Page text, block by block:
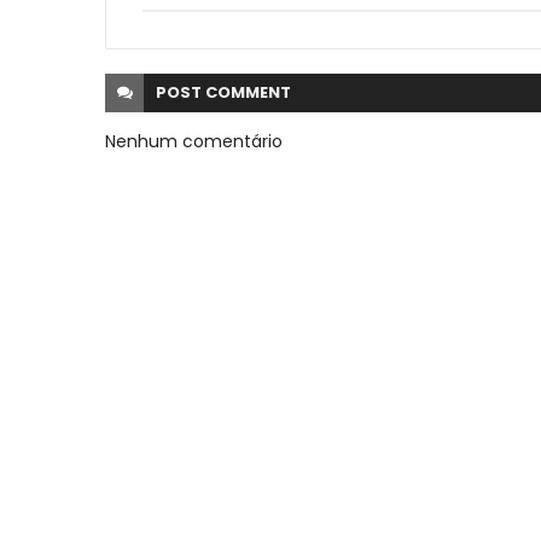
POST COMMENT
Nenhum comentário